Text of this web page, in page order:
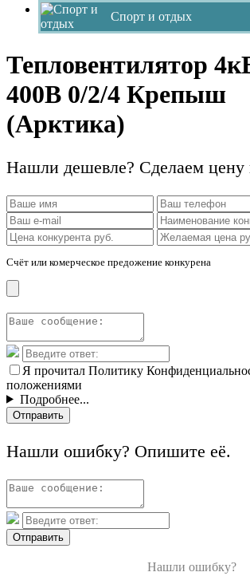
Спорт и отдых
Тепловентилятор
400В 0/2/4 Крепыш
(Арктика)
Нашли дешевле? Сделаем цену
Счёт или комерческое предожение конкурена
Я прочитал Политику
положениями
Подробнее...
Отправить
Нашли ошибку? Опишите её.
Отправить
Нашли ошибку?